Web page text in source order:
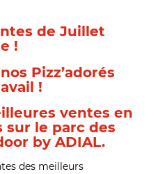
de Juillet
!
Pizz’adorés
!
ventes en
sur le parc des
by ADIAL.
des meilleurs